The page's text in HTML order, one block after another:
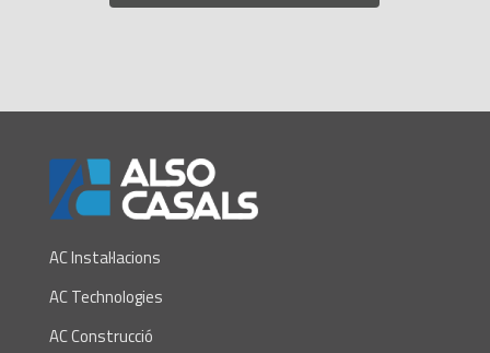
AC Instal·lacions
AC Technologies
AC Construcció